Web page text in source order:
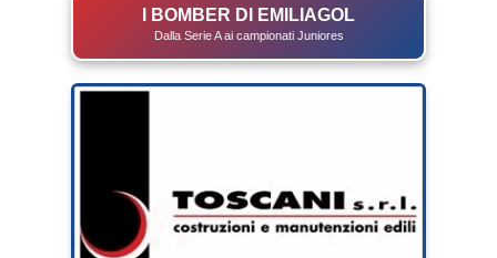
I BOMBER DI EMILIAGOL
Dalla Serie A ai campionati Juniores